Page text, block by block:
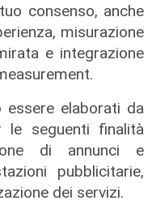
consenso, anche
misurazione
e integrazione
elaborati da
le seguenti finalità
di annunci e
pubblicitarie,
dei servizi.
ancora
la
dubbi
provenienza
2022